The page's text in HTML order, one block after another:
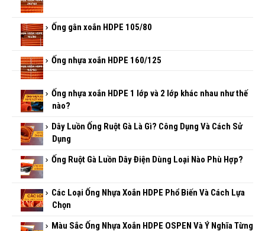
Ống gân xoắn HDPE 105/80
Ống nhựa xoắn HDPE 160/125
Ống nhựa xoắn HDPE 1 lớp và 2 lớp khác nhau như thế
nào?
Dây Luồn Ống Ruột Gà Là Gì? Công Dụng Và Cách Sử
Dụng
Ống Ruột Gà Luồn Dây Điện Dùng Loại Nào Phù Hợp?
Các Loại Ống Nhựa Xoắn HDPE Phổ Biến Và Cách Lựa
Chọn
Màu Sắc Ống Nhựa Xoắn HDPE OSPEN Và Ý Nghĩa Từng